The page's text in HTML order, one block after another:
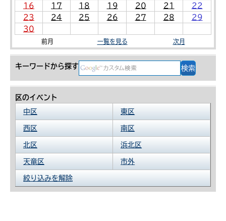
16
17 18 19 20 21
22
23
24 25 26 27 28
29
30
前月 一覧を見る 次月
キーワードから探す
区のイベント
中区
東区
西区 南区
北区 浜北区
天竜区 市外
絞り込みを解除